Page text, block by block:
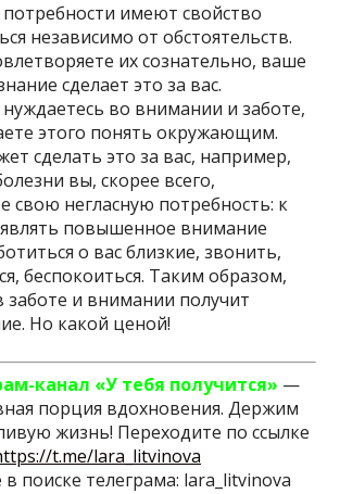
имеют свойство
независимо от обстоятельств.
их сознательно, ваше
сделает это за вас.
во внимании и заботе,
этого понять окружающим.
сделать это за вас, например,
вы, скорее всего,
свою негласную потребность: к
повышенное внимание
о вас близкие, звонить,
беспокоиться. Таким образом,
заботе и внимании получит
Но какой ценой!
канал «У тебя получится» —
порция вдохновения. Держим
жизнь! Переходите по ссылке
t.me/lara_litvinova
поиске телеграма: lara_litvinova